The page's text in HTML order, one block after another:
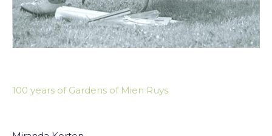
100 years of Gardens of Mien Ruys